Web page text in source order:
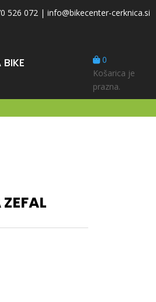
526 072 | info@bikecenter-cerknica.si
BIKE
0
Košarica je
prazna.